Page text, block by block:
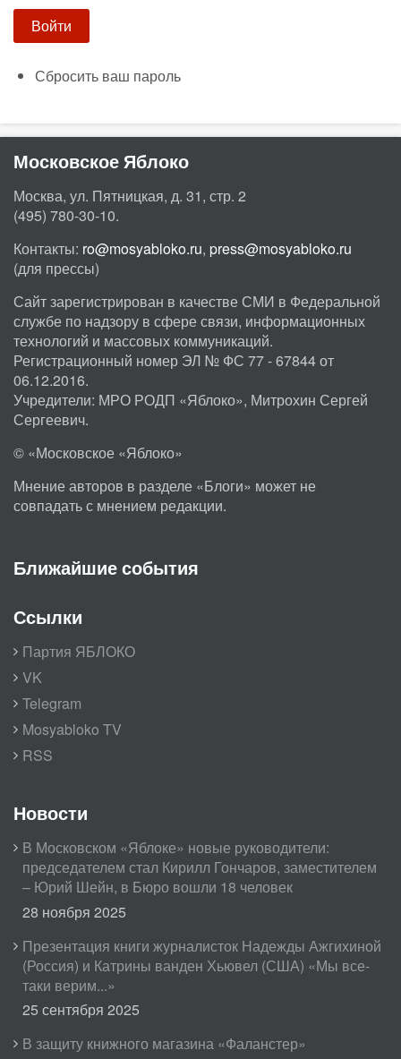
Сбросить ваш пароль
Московское Яблоко
Москва, ул. Пятницкая, д. 31, стр. 2
(495) 780-30-10.
Контакты: ro@mosyabloko.ru, press@mosyabloko.ru
(для прессы)
Сайт зарегистрирован в качестве СМИ в Федеральной
службе по надзору в сфере связи, информационных
технологий и массовых коммуникаций.
Регистрационный номер ЭЛ № ФС 77 - 67844 от
06.12.2016.
Учредители: МРО РОДП «Яблоко», Митрохин Сергей
Сергеевич.
© «Московское «Яблоко»
Мнение авторов в разделе «Блоги» может не
совпадать с мнением редакции.
Ближайшие события
Ссылки
Партия ЯБЛОКО
VK
Telegram
Mosyabloko TV
RSS
Новости
В Московском «Яблоке» новые руководители:
председателем стал Кирилл Гончаров, заместителем
– Юрий Шейн, в Бюро вошли 18 человек
28 ноября 2025
Презентация книги журналисток Надежды Ажгихиной
(Россия) и Катрины ванден Хьювел (США) «Мы все-
таки верим...»
25 сентября 2025
В защиту книжного магазина «Фаланстер»